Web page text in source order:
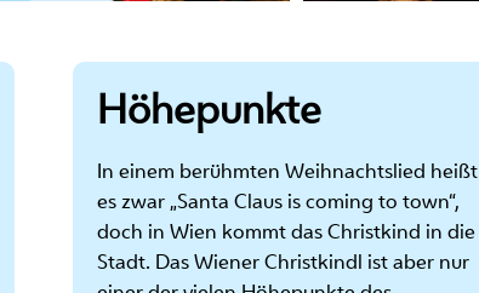
Höhepunkte
In einem berühmten Weihnachtslied heißt
es zwar „Santa Claus is coming to town“,
doch in Wien kommt das Christkind in die
Stadt. Das Wiener Christkindl ist aber nur